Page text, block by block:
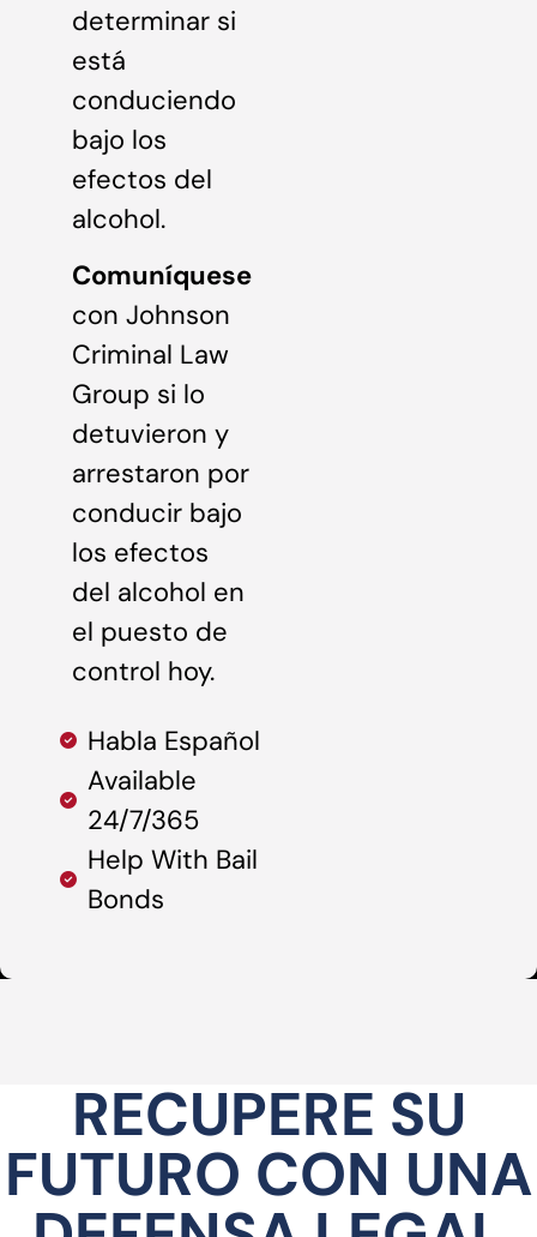
determinar si
está
conduciendo
bajo los
efectos del
alcohol.
Comuníquese
con Johnson
Criminal Law
Group si lo
detuvieron y
arrestaron por
conducir bajo
los efectos
del alcohol en
el puesto de
control hoy.
Habla Español
Available
24/7/365
Help With Bail
Bonds
RECUPERE SU
FUTURO CON UNA